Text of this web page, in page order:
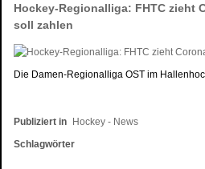
Hockey-Regionalliga: FHTC zieht
soll zahlen
Die Damen-Regionalliga OST im
Publiziert in Hockey - News
Schlagwörter